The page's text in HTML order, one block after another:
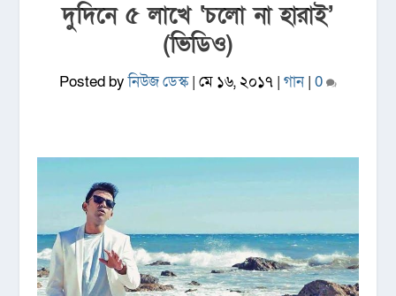
দুদিনে ৫ লাখে ‘চলো না হারাই’
(ভিডিও)
Posted byনিউজ ডেস্ক| মে ১৬, ২০১৭ | গান| 0